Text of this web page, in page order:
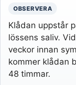
OBSERVERA
Klådan uppstår
lössens saliv.
veckor innan
kommer klådan
48 timmar.